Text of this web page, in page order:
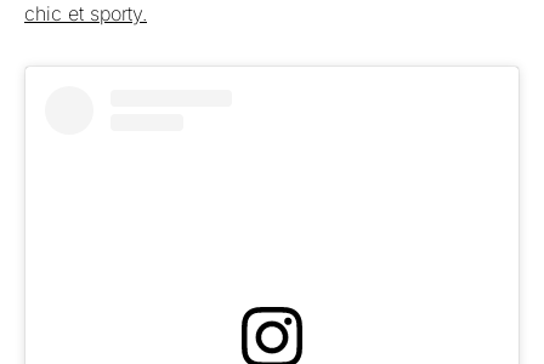
chic et sporty.